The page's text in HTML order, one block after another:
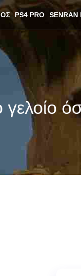
PS4 PRO SENRAN